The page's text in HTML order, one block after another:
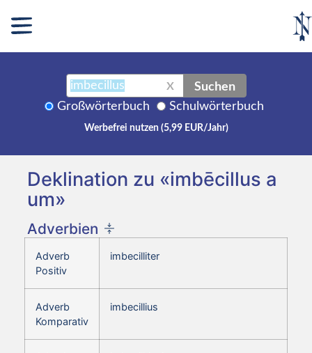
X Suchen
Großwörterbuch Schulwörterbuch
Werbefrei nutzen (5,99 EUR/Jahr)
Deklination zu «imbēcillus a
um»
Adverbien
Adverb
Positiv
imbecilliter
Adverb
Komparativ
imbecillius